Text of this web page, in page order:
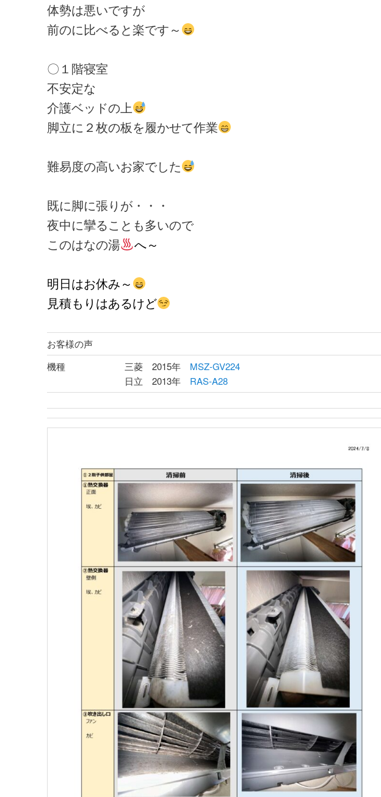
体勢は悪いですが
前のに比べると楽です～
〇１階寝室
不安定な
介護ベッドの上
脚立に２枚の板を履かせて作業
難易度の高いお家でした
既に脚に張りが・・・
夜中に攣ることも多いので
このはなの湯
へ～
明日はお休み～
見積もりはあるけど
お客様の声
機種
三菱 2015年 MSZ-GV224
日立 2013年 RAS-A28